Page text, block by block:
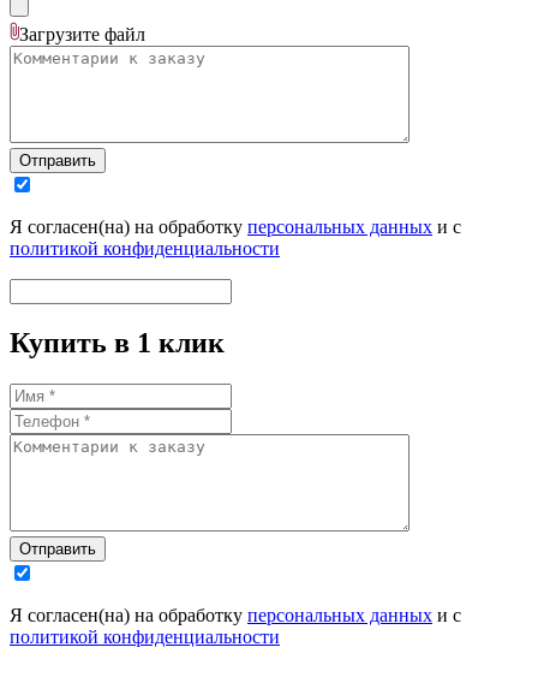
Загрузите файл
Отправить
Я согласен(на) на обработку персональных данных и с
политикой конфиденциальности
Купить в 1 клик
Отправить
Я согласен(на) на обработку персональных данных и с
политикой конфиденциальности